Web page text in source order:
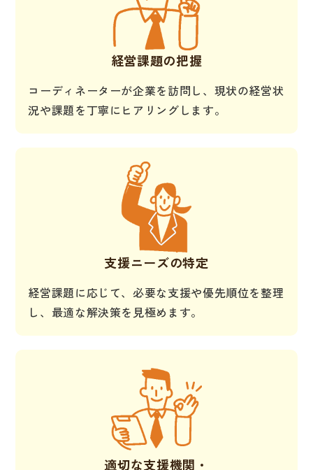
経営課題の把握
コーディネーターが企業を訪問し、現状の経営状
況や課題を丁寧にヒアリングします。
支援ニーズの特定
経営課題に応じて、必要な支援や優先順位を整理
し、最適な解決策を見極めます。
適切な支援機関・